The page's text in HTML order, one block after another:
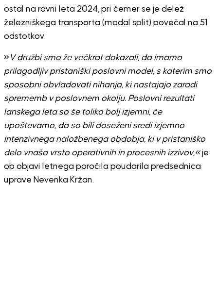
ostal na ravni leta 2024, pri čemer se je delež
železniškega transporta (modal split) povečal na 51
odstotkov.
» V družbi smo že večkrat dokazali, da imamo
prilagodljiv pristaniški poslovni model, s katerim smo
sposobni obvladovati nihanja, ki nastajajo zaradi
sprememb v poslovnem okolju. Poslovni rezultati
lanskega leta so še toliko bolj izjemni, če
upoštevamo, da so bili doseženi sredi izjemno
intenzivnega naložbenega obdobja, ki v pristaniško
delo vnaša vrsto operativnih in procesnih izzivov,«je
ob objavi letnega poročila poudarila predsednica
uprave Nevenka Kržan.